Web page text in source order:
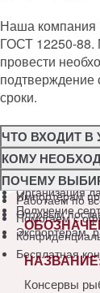
Наша компания
ГОСТ 12250-
провести
подтверждение
сроки.
ЧТО ВХОДИТ В
Консультация
Подготовка и
Организация
Получение
КОМУ
Импортёрам
Оптовым
Экспортёрам,
ПОЧЕМУ
Работаем по
Помогаем с
Бесплатная
Консервы